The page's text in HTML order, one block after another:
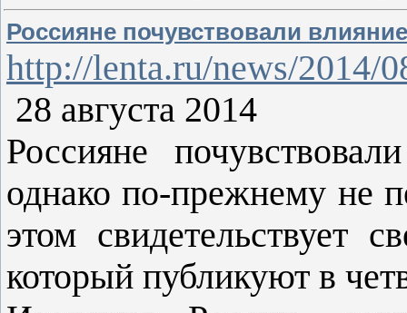
Россияне почувствовали
http://lenta.ru/news/2014/
28 августа 2014
Россияне
однако по-прежнему не
этом свидетельствует
который публикуют в